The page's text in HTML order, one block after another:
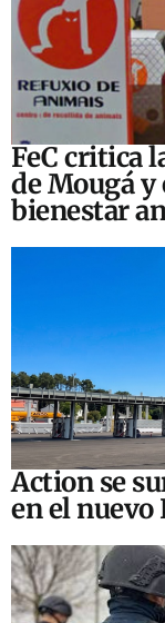
FeC critica
de Mougá y
bienestar
Action se
en el nuevo